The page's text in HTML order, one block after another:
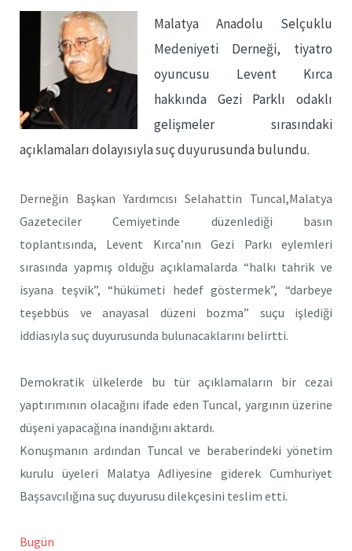
Malatya Anadolu Selçuklu
Medeniyeti Derneği, tiyatro
oyuncusu Levent Kırca
hakkında Gezi Parklı odaklı
gelişmeler sırasındaki
açıklamaları dolayısıyla suç duyurusunda bulundu.
Derneğin Başkan Yardımcısı Selahattin Tuncal,Malatya
Gazeteciler Cemiyetinde düzenlediği basın
toplantısında, Levent Kırca’nın Gezi Parkı eylemleri
sırasında yapmış olduğu açıklamalarda “halkı tahrik ve
isyana teşvik”, “hükümeti hedef göstermek”, “darbeye
teşebbüs ve anayasal düzeni bozma” suçu işlediği
iddiasıyla suç duyurusunda bulunacaklarını belirtti.
Demokratik ülkelerde bu tür açıklamaların bir cezai
yaptırımının olacağını ifade eden Tuncal, yargının üzerine
düşeni yapacağına inandığını aktardı.
Konuşmanın ardından Tuncal ve beraberindeki yönetim
kurulu üyeleri Malatya Adliyesine giderek Cumhuriyet
Başsavcılığına suç duyurusu dilekçesini teslim etti.
Bugün